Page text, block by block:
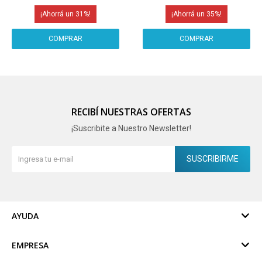
31 35
RECIBÍ NUESTRAS OFERTAS
¡Suscribite a Nuestro Newsletter!
SUSCRIBIRME
AYUDA
EMPRESA